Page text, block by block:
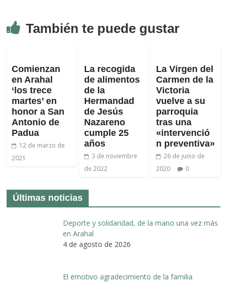
También te puede gustar
Comienzan
en Arahal
‘los trece
martes’ en
honor a San
Antonio de
Padua
12 de marzo de
2021
La recogida
de alimentos
de la
Hermandad
de Jesús
Nazareno
cumple 25
años
3 de noviembre
de 2022
La Virgen del
Carmen de la
Victoria
vuelve a su
parroquia
tras una
«intervenció
n preventiva»
26 de junio de
2020
0
Últimas noticias
Deporte y solidaridad, de la mano una vez más
en Arahal
4 de agosto de 2026
El emotivo agradecimiento de la familia